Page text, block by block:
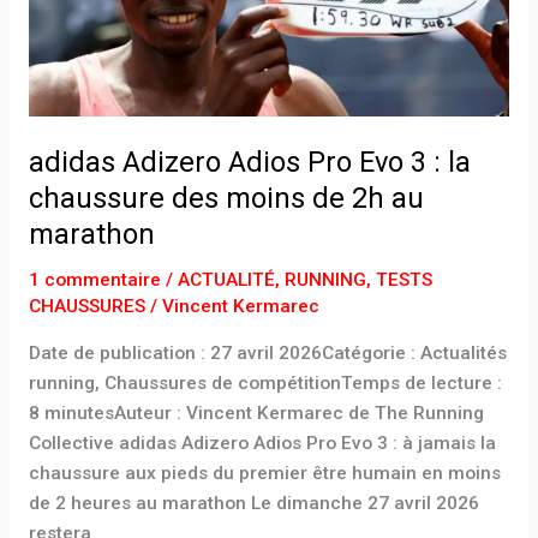
adidas Adizero Adios Pro Evo 3 : la
chaussure des moins de 2h au
marathon
1 commentaire / ACTUALITÉ, RUNNING, TESTS
CHAUSSURES/ Vincent Kermarec
Date de publication : 27 avril 2026Catégorie : Actualités
running, Chaussures de compétitionTemps de lecture :
8 minutesAuteur : Vincent Kermarec de The Running
Collective adidas Adizero Adios Pro Evo 3 : à jamais la
chaussure aux pieds du premier être humain en moins
de 2 heures au marathon Le dimanche 27 avril 2026
restera
3
la
chaussure
moins
de
au
marathon